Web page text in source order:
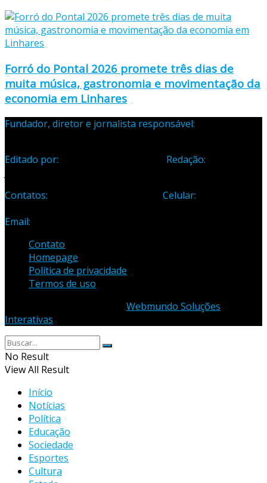
Forró do Pontal 2026 promete três dias de
muita música, gastronomia e movimentação da
economia em Linhares
Fundador, diretor e jornalista responsável:
Editado por:
Redação:
Contatos:
Celular:
Email:
Contato
Homepage
Política de privacidade
Termos de uso
Webmundo Soluções
Interativas
No Result
View All Result
Início
Notícias
Política
Educação
Sociedade
Esportes
Cultura